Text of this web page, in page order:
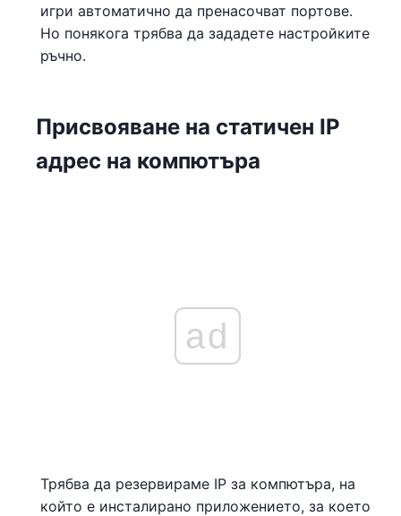
игри автоматично да пренасочват портове.
Но понякога трябва да зададете настройките
ръчно.
Присвояване на статичен IP
адрес на компютъра
ad
Трябва да резервираме IP за компютъра, на
който е инсталирано приложението, за което